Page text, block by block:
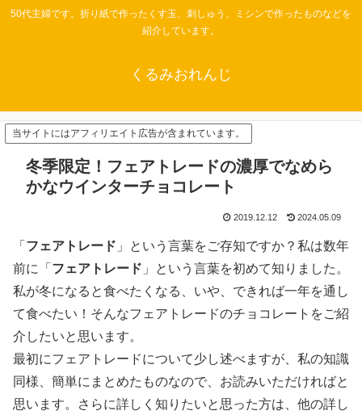
50代主婦です。折り紙で作ったくす玉、刺しゅう、ミシンで作ったものなどを
紹介しています。
くるみおれんじ
当サイトにはアフィリエイト広告が含まれています。
冬季限定！フェアトレードの濃厚でなめら
かなウインターチョコレート
2019.12.12 2024.05.09
「 フェアトレード 」という言葉をご存知ですか？私は数年
前に「 フェアトレード 」という言葉を初めて知りました。
私が冬になると食べたくなる、いや、できれば一年を通し
て食べたい！そんなフェアトレードのチョコレートをご紹
介したいと思います。
最初にフェアトレードについて少し述べますが、私の知識
同様、簡単にまとめたものなので、お読みいただければと
思います。さらに詳しく知りたいと思った方は、他の詳し